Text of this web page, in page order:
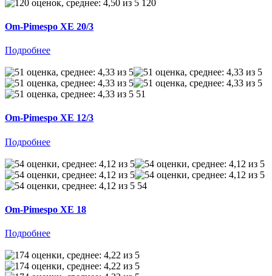
120
Om-Pimespo XE 20/3
Подробнее
51
Om-Pimespo XE 12/3
Подробнее
54
Om-Pimespo XE 18
Подробнее